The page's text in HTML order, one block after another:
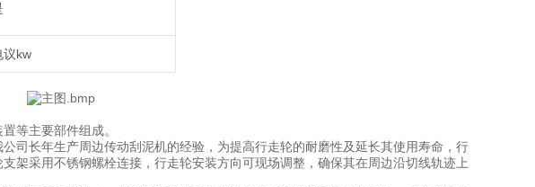
议kw
等主要部件组成。
司长年生产周边传动刮泥机的经验，为提高行走轮的耐磨性及延长其使用寿命，行
架采用不锈钢螺栓连接，行走轮安装方向可现场调整，确保其在周边沿切线轨迹上